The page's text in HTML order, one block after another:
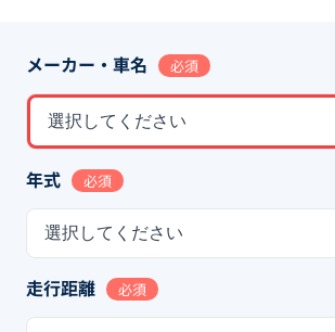
メーカー・車名 必須
選択してください
年式 必須
選択してください
走行距離 必須